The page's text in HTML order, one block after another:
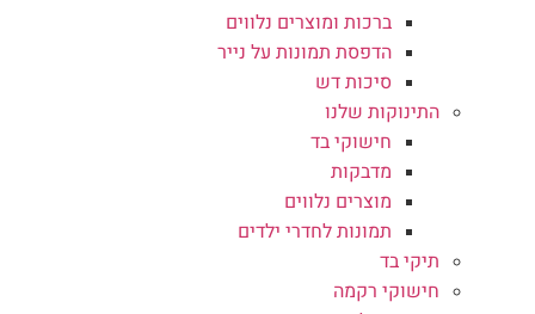
ברכות ומוצרים נלווים
הדפסת תמונות על נייר
סיכות דש
התינוקות שלנו
חישוקי בד
מדבקות
מוצרים נלווים
תמונות לחדרי ילדים
תיקי בד
חישוקי רקמה